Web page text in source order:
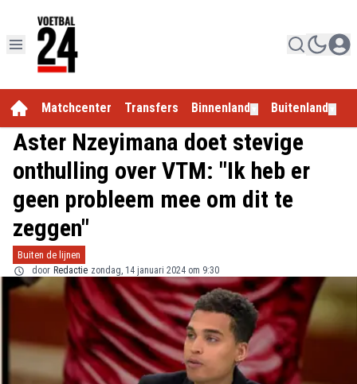
Matchcenter Transfers Binnenland Buitenland
Aster Nzeyimana doet stevige
onthulling over VTM: "Ik heb er
geen probleem mee om dit te
zeggen"
Buiten de lijnen
door Redactie zondag, 14 januari 2024 om 9:30